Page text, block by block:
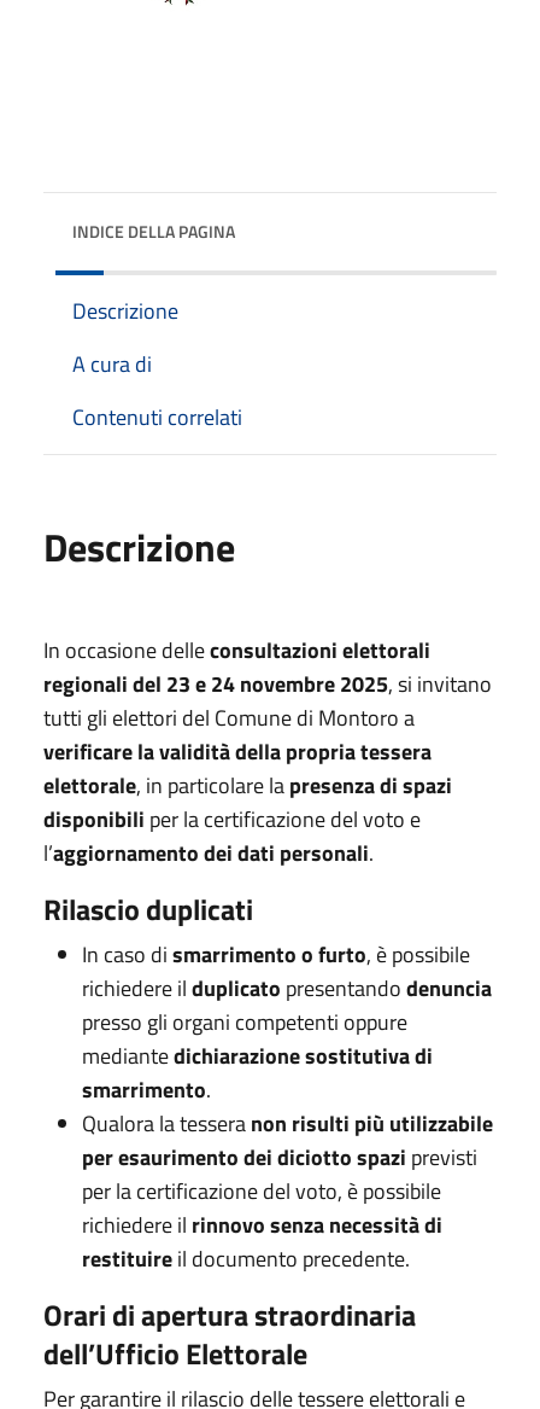
INDICE DELLA PAGINA
Descrizione
A cura di
Contenuti correlati
Descrizione
In occasione delleconsultazioni elettorali
regionali del 23 e 24 novembre 2025, si invitano
tutti gli elettori del Comune di Montoro a
verificare la validità della propria tessera
elettorale, in particolare lapresenza di spazi
disponibili per la certificazione del voto e
l’aggiornamento dei dati personali.
Rilascio duplicati
In caso dismarrimento o furto, è possibile
richiedere ilduplicato presentandodenuncia
presso gli organi competenti oppure
mediantedichiarazione sostitutiva di
smarrimento.
Qualora la tesseranon risulti più utilizzabile
per esaurimento dei diciotto spazi previsti
per la certificazione del voto, è possibile
richiedere il rinnovosenza necessità di
restituireil documento precedente.
Orari di apertura straordinaria
dell’Ufficio Elettorale
Per garantire il rilascio delle tessere elettorali e